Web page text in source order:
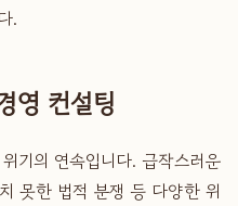
.
영 컨설팅
기의 연속입니다. 급작스러운
못한 법적 분쟁 등 다양한 위